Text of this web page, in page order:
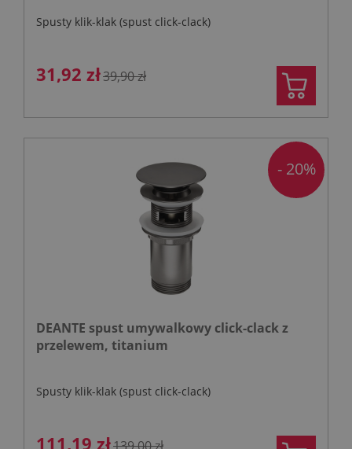
Spusty klik-klak (spust click-clack)
31,92 zł39,90 zł
DEANTE spust umywalkowy click-clack z
przelewem, titanium
Spusty klik-klak (spust click-clack)
111,19 zł
- 20%